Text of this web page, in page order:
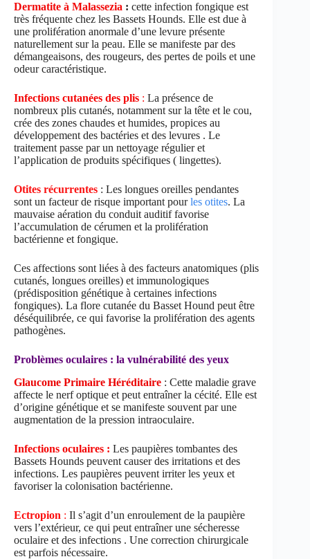
Dermatite à Malassezia : cette infection fongique est
très fréquente chez les Bassets Hounds. Elle est due à
une prolifération anormale d’une levure présente
naturellement sur la peau. Elle se manifeste par des
démangeaisons, des rougeurs, des pertes de poils et une
odeur caractéristique.
Infections cutanées des plis : La présence de
nombreux plis cutanés, notamment sur la tête et le cou,
crée des zones chaudes et humides, propices au
développement des bactéries et des levures . Le
traitement passe par un nettoyage régulier et
l’application de produits spécifiques ( lingettes).
Otites récurrentes : Les longues oreilles pendantes
sont un facteur de risque important pourles otites. La
mauvaise aération du conduit auditif favorise
l’accumulation de cérumen et la prolifération
bactérienne et fongique.
Ces affections sont liées à des facteurs anatomiques (plis
cutanés, longues oreilles) et immunologiques
(prédisposition génétique à certaines infections
fongiques). La flore cutanée du Basset Hound peut être
déséquilibrée, ce qui favorise la prolifération des agents
pathogènes.
Problèmes oculaires : la vulnérabilité des yeux
Glaucome Primaire Héréditaire : Cette maladie grave
affecte le nerf optique et peut entraîner la cécité. Elle est
d’origine génétique et se manifeste souvent par une
augmentation de la pression intraoculaire.
Infections oculaires : Les paupières tombantes des
Bassets Hounds peuvent causer des irritations et des
infections. Les paupières peuvent irriter les yeux et
favoriser la colonisation bactérienne.
Ectropion : Il s’agit d’un enroulement de la paupière
vers l’extérieur, ce qui peut entraîner une sécheresse
oculaire et des infections . Une correction chirurgicale
est parfois nécessaire.